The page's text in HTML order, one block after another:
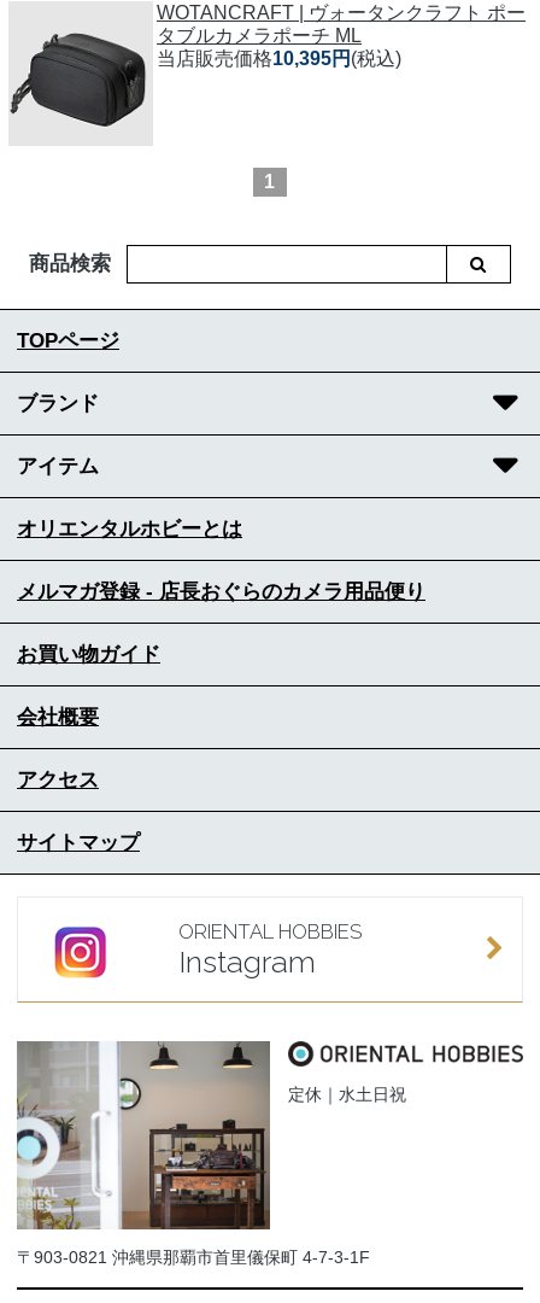
WOTANCRAFT | ヴォータンクラフト ポー
タブルカメラポーチ ML
当店販売価格10,395円 (税込)
1
商品検索
TOPページ
ブランド
アイテム
オリエンタルホビーとは
メルマガ登録 - 店長おぐらのカメラ用品便り
お買い物ガイド
会社概要
アクセス
サイトマップ
ORIENTAL HOBBIES
Instagram
定休｜水土日祝
〒903-0821 沖縄県那覇市首里儀保町 4-7-3-1F